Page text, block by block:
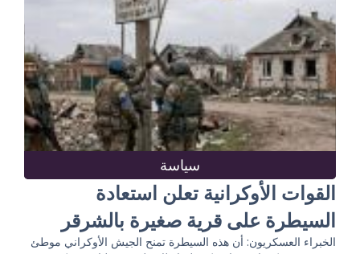
سياسة
القوات الأوكرانية تعلن استعادة
السيطرة على قرية صغيرة بالشرقر
الخبراء العسكريون: أن هذه السيطرة تمنح الجيش الأوكراني موطئ